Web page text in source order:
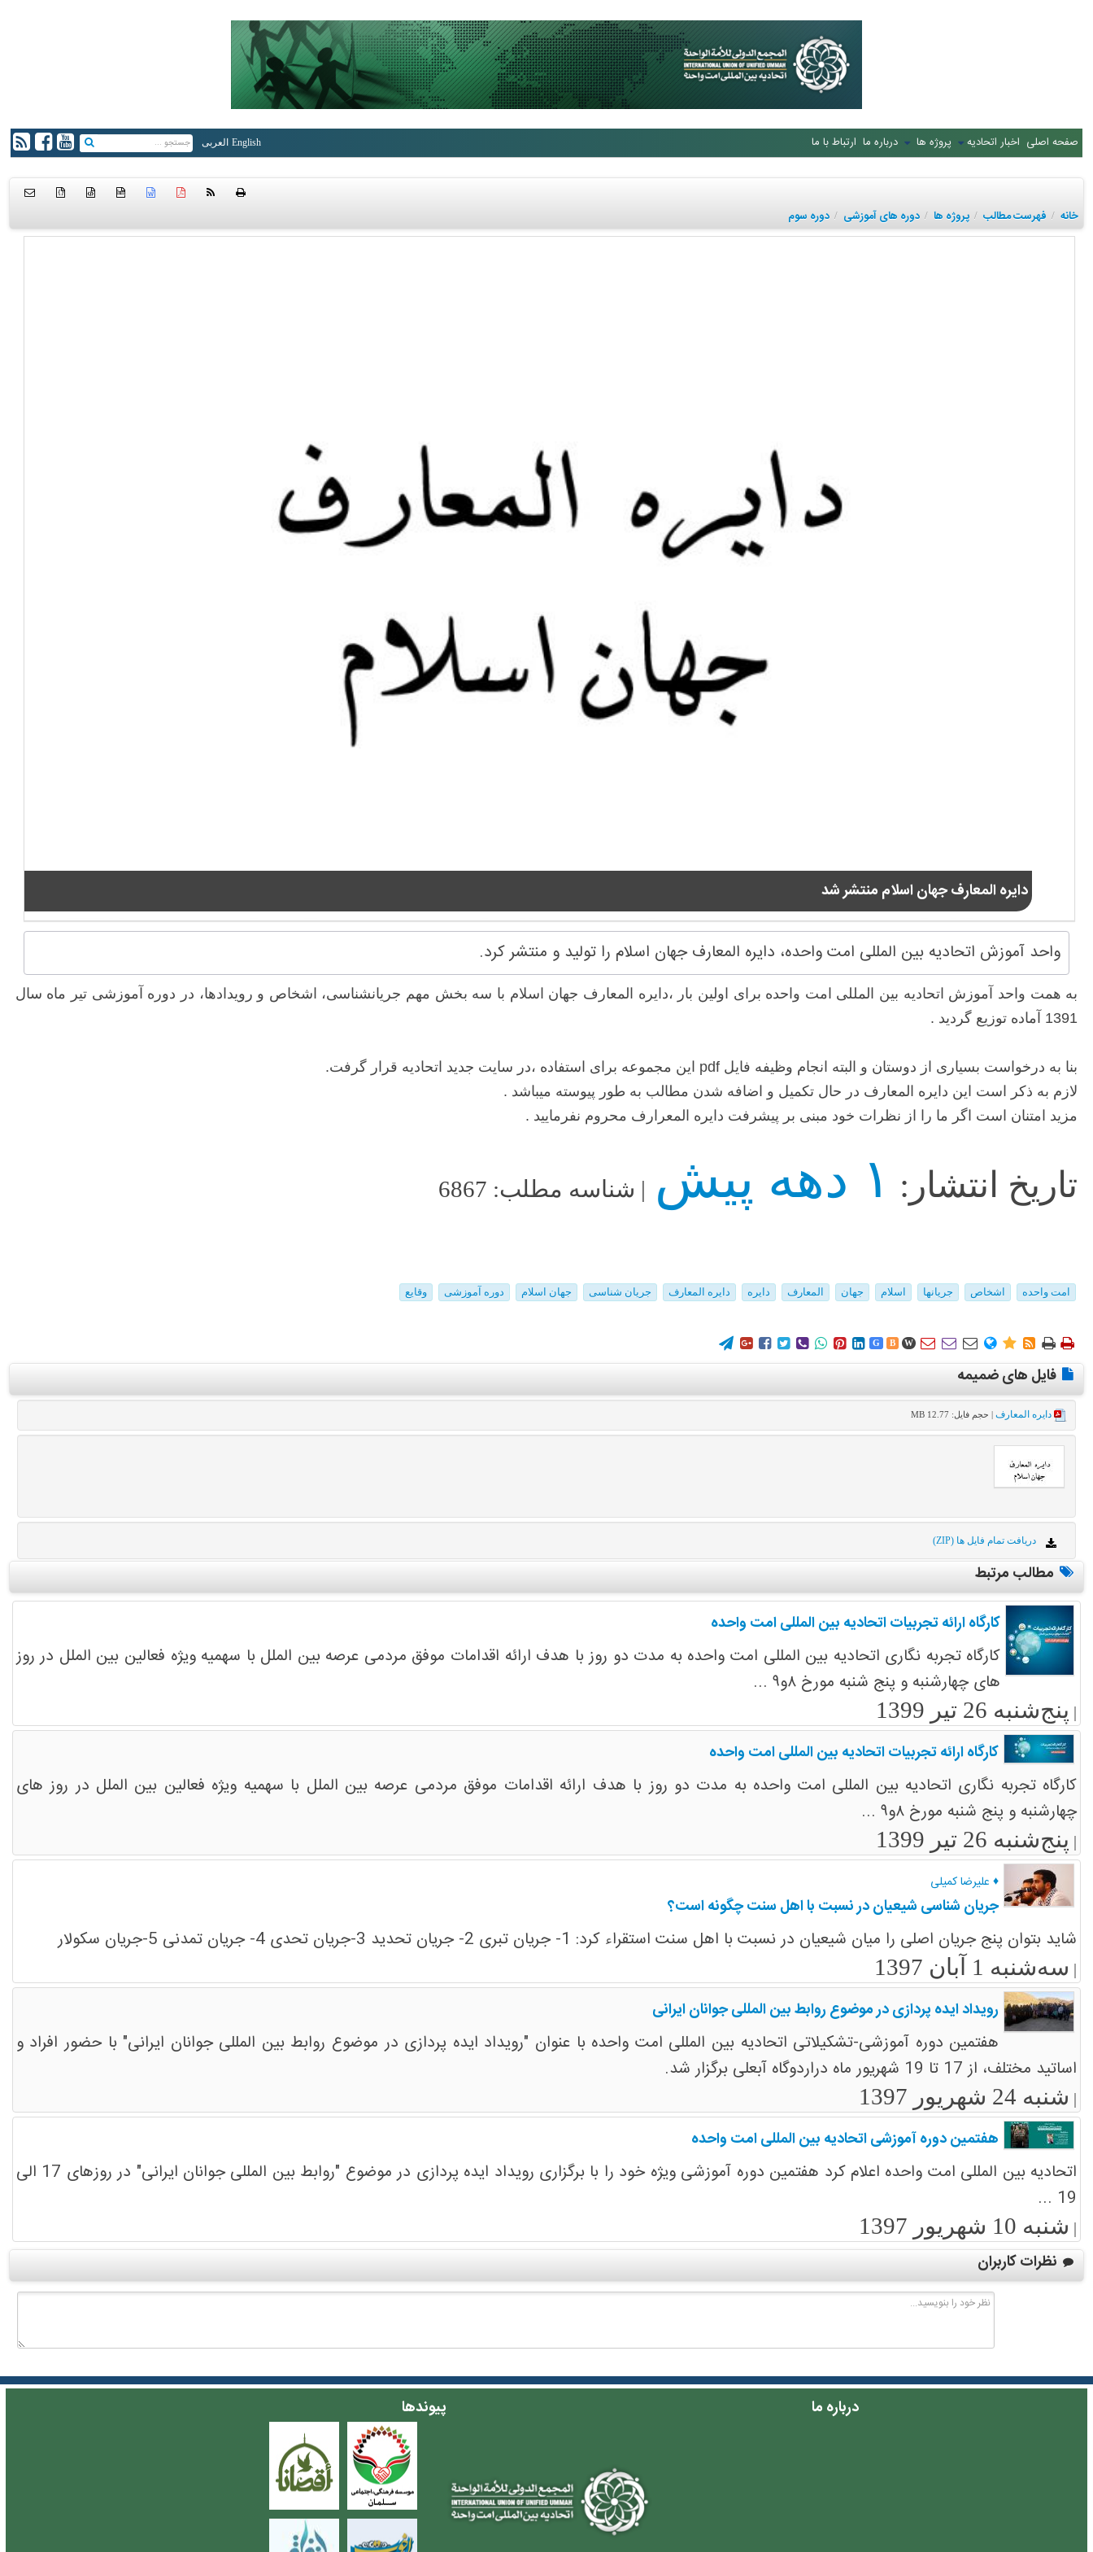
English العربی صفحه اصلی اخبار اتحادیه پروژه ها درباره ما ارتباط با ما
htm
{ }
خانه / فهرست مطالب / پروژه ها / دوره های آموزشی / دوره سوم
دایره المعارف جهان اسلام منتشر شد
واحد آموزش اتحادیه بین المللی امت واحده، دایره المعارف جهان اسلام را تولید و منتشر کرد.
به همت واحد آموزش اتحادیه بین المللی امت واحده برای اولین بار ،دایره المعارف جهان اسلام با سه بخش مهم جریانشناسی، اشخاص و رویدادها، در دوره آموزشی تیر ماه سال
1391 آماده توزیع گردید .
بنا به درخواست بسیاری از دوستان و البته انجام وظیفه فایل pdf این مجموعه برای استفاده ،در سایت جدید اتحادیه قرار گرفت.
لازم به ذکر است این دایره المعارف در حال تکمیل و اضافه شدن مطالب به طور پیوسته میباشد .
مزید امتنان است اگر ما را از نظرات خود مبنی بر پیشرفت دایره المعرارف محروم نفرمایید .
تاریخ انتشار: ۱ دهه پیش | شناسه مطلب: 6867
امت واحده اشخاص جریانها اسلام جهان المعارف دایره دایره المعارف جریان شناسی جهان اسلام دوره آموزشی وقایع
        G B W        
فایل های ضمیمه
دایره المعارف | حجم فایل: 12.77 MB
دریافت تمام فایل ها (ZIP)
مطالب مرتبط
کارگاه ارائه تجربیات اتحادیه بین المللی امت واحده
کارگاه تجربه نگاری اتحادیه بین المللی امت واحده به مدت دو روز با هدف ارائه اقدامات موفق مردمی عرصه بین الملل با سهمیه ویژه فعالین بین الملل در روز
های چهارشنبه و پنج شنبه مورخ ۸و۹ ...
| پنج‌شنبه 26 تیر 1399
کارگاه ارائه تجربیات اتحادیه بین المللی امت واحده
کارگاه تجربه نگاری اتحادیه بین المللی امت واحده به مدت دو روز با هدف ارائه اقدامات موفق مردمی عرصه بین الملل با سهمیه ویژه فعالین بین الملل در روز های
چهارشنبه و پنج شنبه مورخ ۸و۹ ...
| پنج‌شنبه 26 تیر 1399
♦ علیرضا کمیلی
جریان شناسی شیعیان در نسبت با اهل سنت چگونه است؟
شاید بتوان پنج جریان اصلی را میان شیعیان در نسبت با اهل سنت استقراء کرد: 1- جریان تبری 2- جریان تحدید 3-جریان تحدی 4- جریان تمدنی 5-جریان سکولار
| سه‌شنبه 1 آبان 1397
رویداد ایده پردازی در موضوع روابط بین المللی جوانان ایرانی
هفتمین دوره آموزشی-تشکیلاتی اتحادیه بین المللی امت واحده با عنوان "رویداد ایده پردازی در موضوع روابط بین المللی جوانان ایرانی" با حضور افراد و
اساتید مختلف، از 17 تا 19 شهریور ماه دراردوگاه آبعلی برگزار شد.
| شنبه 24 شهریور 1397
هفتمین دوره آموزشی اتحادیه بین المللی امت واحده
اتحادیه بین المللی امت واحده اعلام کرد هفتمین دوره آموزشی ویژه خود را با برگزاری رویداد ایده پردازی در موضوع "روابط بین المللی جوانان ایرانی" در روزهای 17 الی
19 ...
| شنبه 10 شهریور 1397
نظرات کاربران
درباره ما پیوندها